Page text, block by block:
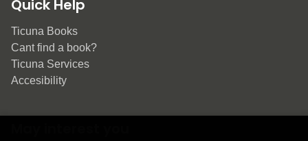
Quick Help
Ticuna Books
Cant find a book?
Ticuna Services
Accesibility